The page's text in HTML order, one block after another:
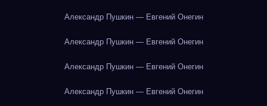
Александр Пушкин — Евгений Онегин
Александр Пушкин — Евгений Онегин
Александр Пушкин — Евгений Онегин
Александр Пушкин — Евгений Онегин